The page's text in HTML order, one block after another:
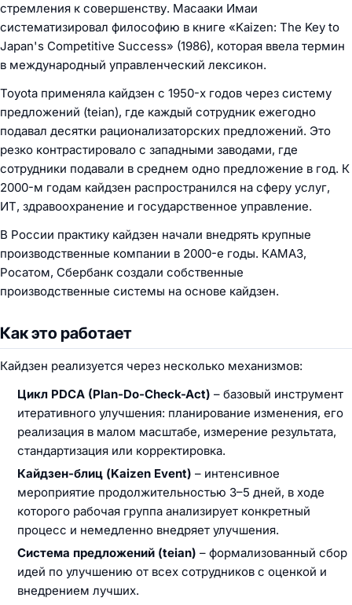
стремления к совершенству. Масааки Имаи
систематизировал философию в книге «Kaizen: The Key to
Japan's Competitive Success» (1986), которая ввела термин
в международный управленческий лексикон.
Toyota применяла кайдзен с 1950-х годов через систему
предложений (teian), где каждый сотрудник ежегодно
подавал десятки рационализаторских предложений. Это
резко контрастировало с западными заводами, где
сотрудники подавали в среднем одно предложение в год. К
2000-м годам кайдзен распространился на сферу услуг,
ИТ, здравоохранение и государственное управление.
В России практику кайдзен начали внедрять крупные
производственные компании в 2000-е годы. КАМАЗ,
Росатом, Сбербанк создали собственные
производственные системы на основе кайдзен.
Как это работает
Кайдзен реализуется через несколько механизмов:
Цикл PDCA (Plan-Do-Check-Act) – базовый инструмент
итеративного улучшения: планирование изменения, его
реализация в малом масштабе, измерение результата,
стандартизация или корректировка.
Кайдзен-блиц (Kaizen Event) – интенсивное
мероприятие продолжительностью 3–5 дней, в ходе
которого рабочая группа анализирует конкретный
процесс и немедленно внедряет улучшения.
Система предложений (teian) – формализованный сбор
идей по улучшению от всех сотрудников с оценкой и
внедрением лучших.